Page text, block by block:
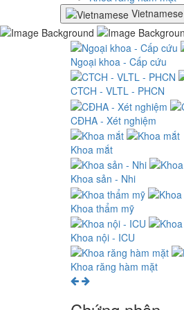
Vietnamese
Ngoại khoa - Cấp cứu
CTCH - VLTL - PHCN
CĐHA - Xét nghiệm
Khoa mắt
Khoa sản - Nhi
Khoa thẩm mỹ
Khoa nội - ICU
Khoa răng hàm mặt